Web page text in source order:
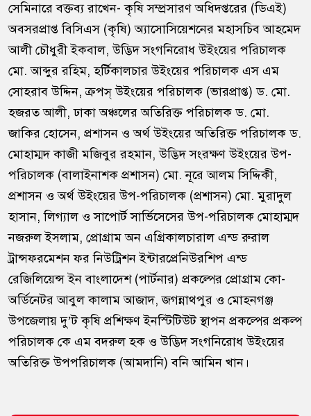
সেমিনারে বক্তব্য রাখেন- কৃষি সম্প্রসারণ অধিদপ্তরের (ডিএই)
অবসরপ্রাপ্ত বিসিএস (কৃষি) অ্যাসোসিয়েশনের মহাসচিব আহমেদ
আলী চৌধুরী ইকবাল, উদ্ভিদ সংগনিরোধ উইংয়ের পরিচালক
মো. আব্দুর রহিম, হর্টিকালচার উইংয়ের পরিচালক এস এম
সোহরাব উদ্দিন, ক্রপস্ উইংয়ের পরিচালক (ভারপ্রাপ্ত) ড. মো.
হজরত আলী, ঢাকা অঞ্চলের অতিরিক্ত পরিচালক ড. মো.
জাকির হোসেন, প্রশাসন ও অর্থ উইংয়ের অতিরিক্ত পরিচালক ড.
মোহাম্মদ কাজী মজিবুর রহমান, উদ্ভিদ সংরক্ষণ উইংয়ের উপ-
পরিচালক (বালাইনাশক প্রশাসন) মো. নূরে আলম সিদ্দিকী,
প্রশাসন ও অর্থ উইংয়ের উপ-পরিচালক (প্রশাসন) মো. মুরাদুল
হাসান, লিগ্যাল ও সাপোর্ট সার্ভিসেসের উপ-পরিচালক মোহাম্মদ
নজরুল ইসলাম, প্রোগ্রাম অন এগ্রিকালচারাল এন্ড রুরাল
ট্রান্সফরমেশন ফর নিউট্রিশন ইন্টারপ্রেনিউরশিপ এন্ড
রেজিলিয়েন্স ইন বাংলাদেশ (পার্টনার) প্রকল্পের প্রোগ্রাম কো-
অর্ডিনেটর আবুল কালাম আজাদ, জগন্নাথপুর ও মোহনগঞ্জ
উপজেলায় দু’ট কৃষি প্রশিক্ষণ ইনস্টিটিউট স্থাপন প্রকল্পের প্রকল্প
পরিচালক কে এম বদরুল হক ও উদ্ভিদ সংগনিরোধ উইংয়ের
অতিরিক্ত উপপরিচালক (আমদানি) বনি আমিন খান।